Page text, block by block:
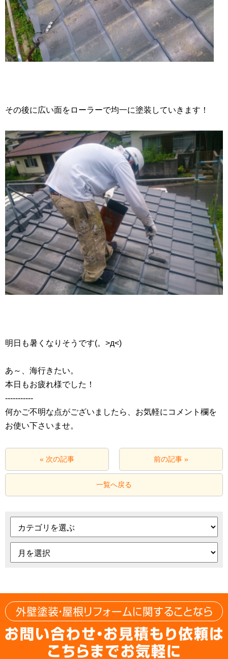
その後に広い面をローラーで均一に塗装していきます！
明日も暑くなりそうです(。>д<)
あ～、海行きたい。
本日もお疲れ様でした！
‐‐‐‐‐‐‐‐‐‐‐
何かご不明な点がございましたら、お気軽にコメント欄を
お使い下さいませ。
« 次の記事 前の記事 »
一覧へ戻る